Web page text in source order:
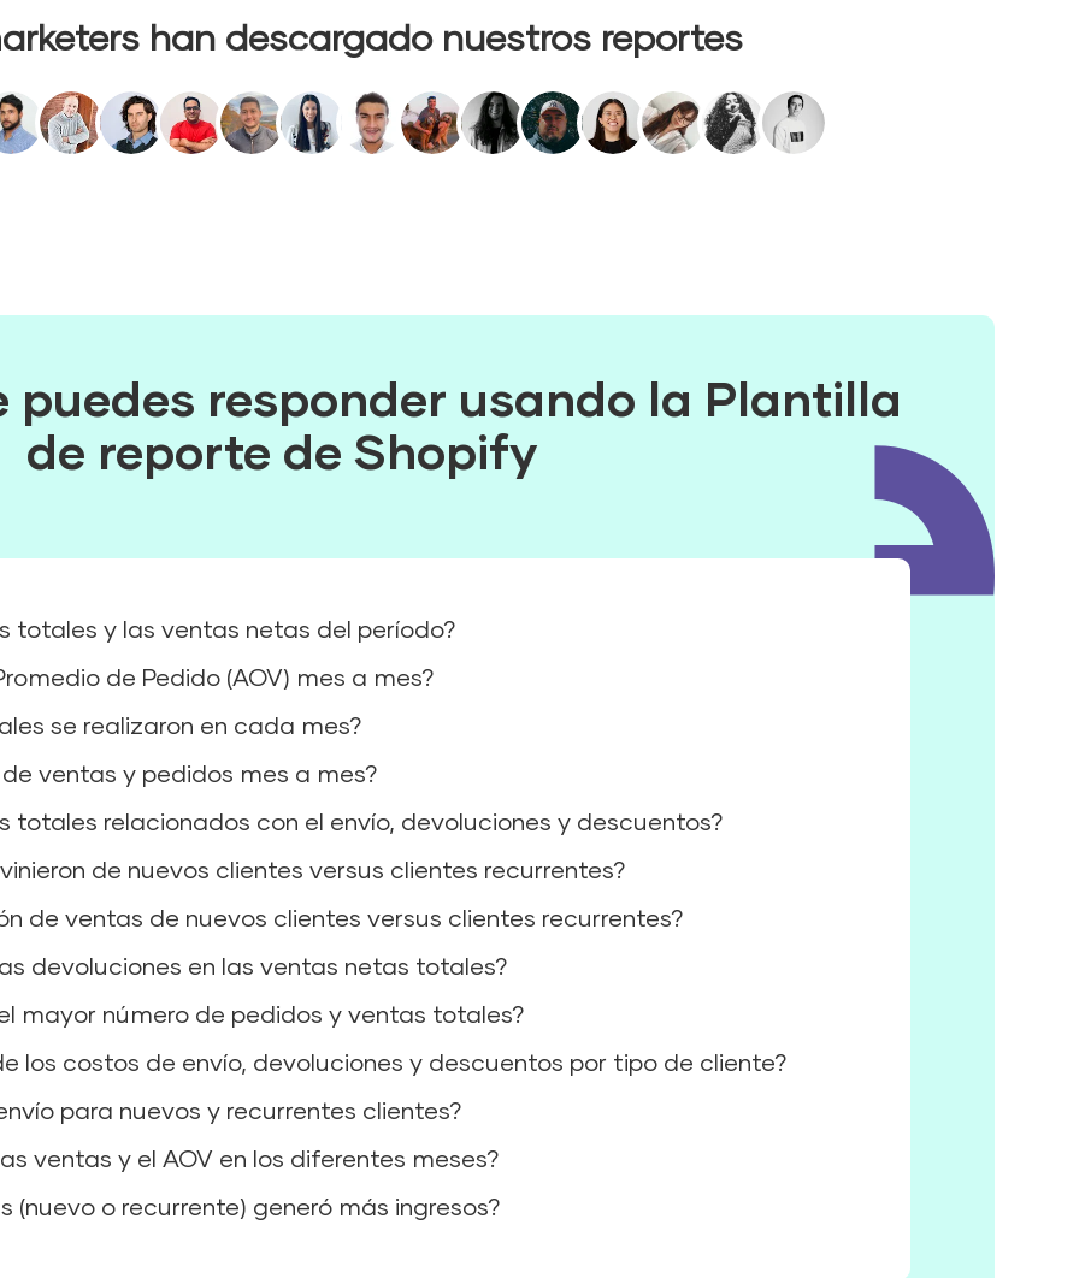
han descargado nuestros reportes
puedes responder usando la Plantilla
de reporte de Shopify
totales y las ventas netas del período?
de Pedido (AOV) mes a mes?
se realizaron en cada mes?
ventas y pedidos mes a mes?
totales relacionados con el envío, devoluciones y descuentos?
de nuevos clientes versus clientes recurrentes?
de ventas de nuevos clientes versus clientes recurrentes?
devoluciones en las ventas netas totales?
mayor número de pedidos y ventas totales?
los costos de envío, devoluciones y descuentos por tipo de cliente?
para nuevos y recurrentes clientes?
ventas y el AOV en los diferentes meses?
(nuevo o recurrente) generó más ingresos?